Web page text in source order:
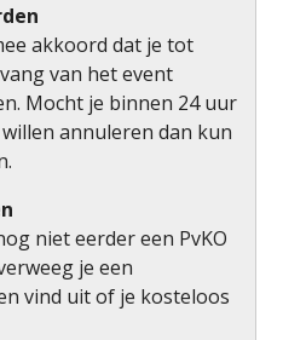
akkoord dat je tot
van het event
Mocht je binnen 24 uur
annuleren dan kun
niet eerder een PvKO
je een
vind uit of je kosteloos